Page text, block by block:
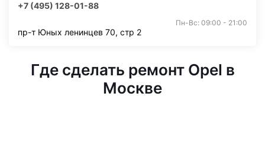
+7 (495) 128-01-88
Пн-Вс: 09:00 - 21:00
пр-т Юных ленинцев 70, стр 2
Где сделать ремонт Opel в
Москве